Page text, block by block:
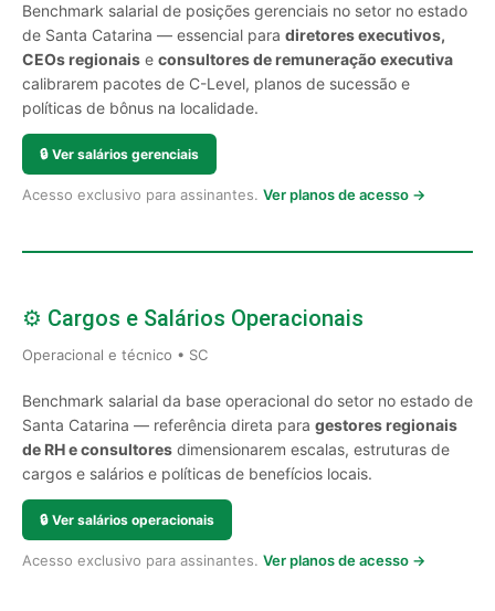
Benchmark salarial de posições gerenciais no setor no estado
de Santa Catarina — essencial para diretores executivos,
CEOs regionais e consultores de remuneração executiva
calibrarem pacotes de C-Level, planos de sucessão e
políticas de bônus na localidade.
🔒 Ver salários gerenciais
Acesso exclusivo para assinantes. Ver planos de acesso →
⚙️ Cargos e Salários Operacionais
Operacional e técnico • SC
Benchmark salarial da base operacional do setor no estado de
Santa Catarina — referência direta para gestores regionais
de RH e consultores dimensionarem escalas, estruturas de
cargos e salários e políticas de benefícios locais.
🔒 Ver salários operacionais
Acesso exclusivo para assinantes. Ver planos de acesso →